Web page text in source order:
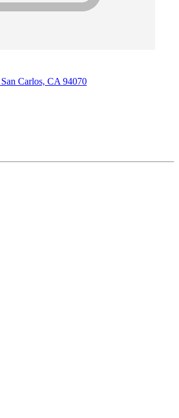
Carlos, CA 94070